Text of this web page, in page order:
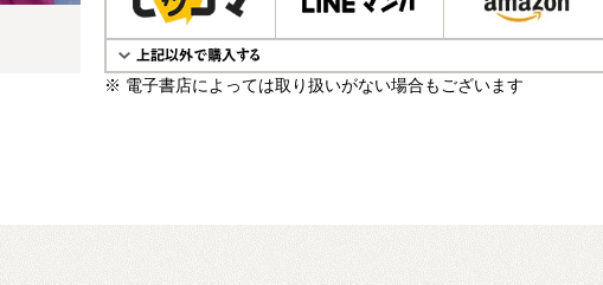
※ 電子書店によっては取り扱いがない場合もございます